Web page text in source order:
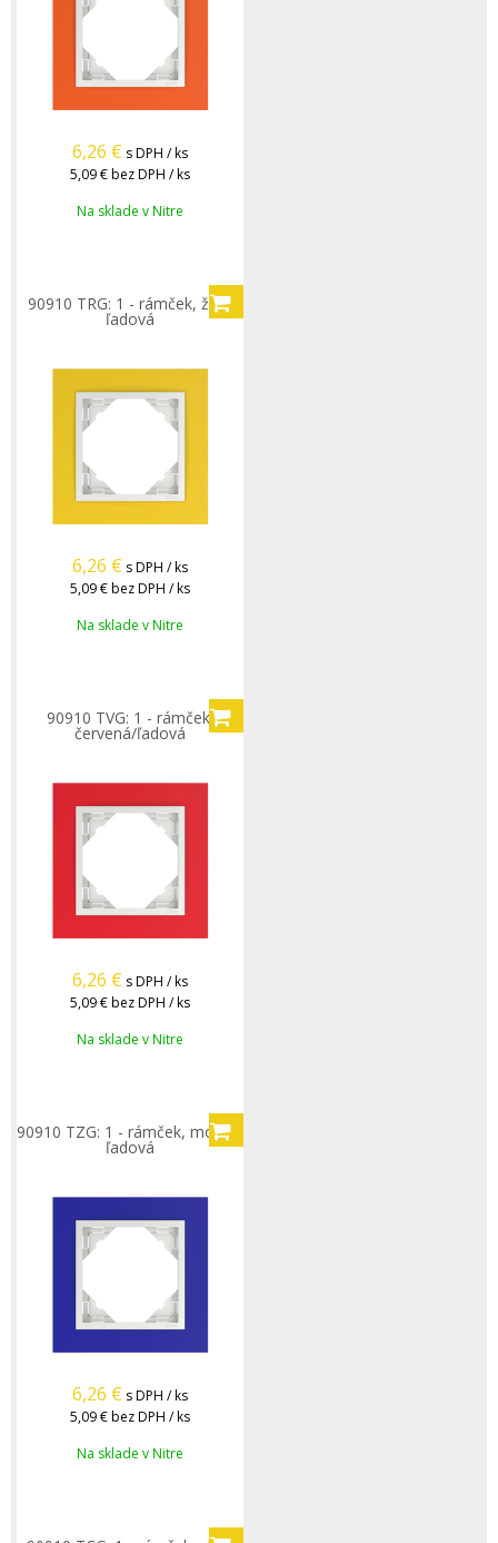
6,26 € s DPH / ks
5,09 €bez DPH / ks
Na sklade v Nitre
90910 TRG: 1 - rámček, žltá/
ľadová
6,26 € s DPH / ks
5,09 €bez DPH / ks
Na sklade v Nitre
90910 TVG: 1 - rámček,
červená/ľadová
6,26 € s DPH / ks
5,09 €bez DPH / ks
Na sklade v Nitre
90910 TZG: 1 - rámček, modrá/
ľadová
6,26 € s DPH / ks
5,09 €bez DPH / ks
Na sklade v Nitre